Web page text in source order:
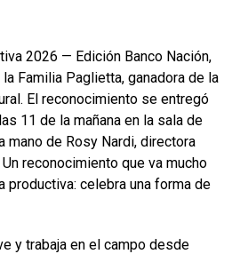
p
ar
tir
2026 — Edición Banco Nación,
Familia Paglietta, ganadora de la
El reconocimiento se entregó
11 de la mañana en la sala de
mano de Rosy Nardi, directora
reconocimiento que va mucho
productiva: celebra una forma de
y trabaja en el campo desde